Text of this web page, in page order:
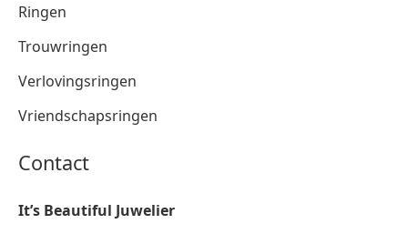
Ringen
Trouwringen
Verlovingsringen
Vriendschapsringen
Contact
It’s Beautiful Juwelier